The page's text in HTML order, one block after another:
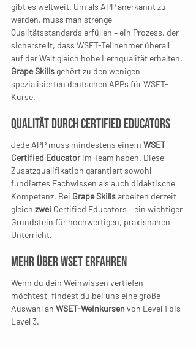
gibt es weltweit. Um als APP anerkannt zu
werden, muss man strenge
Qualitätsstandards erfüllen – ein Prozess, der
sicherstellt, dass WSET-Teilnehmer überall
auf der Welt gleich hohe Lernqualität erhalten.
Grape Skills gehört zu den wenigen
spezialisierten deutschen APPs für WSET-
Kurse.
Qualität durch Certified Educators
Jede APP muss mindestens eine:n WSET
Certified Educator im Team haben. Diese
Zusatzqualifikation garantiert sowohl
fundiertes Fachwissen als auch didaktische
Kompetenz. Bei Grape Skills arbeiten derzeit
gleich zwei Certified Educators – ein wichtiger
Grundstein für hochwertigen, praxisnahen
Unterricht.
Mehr über WSET erfahren
Wenn du dein Weinwissen vertiefen
möchtest, findest du bei uns eine große
Auswahl an WSET-Weinkursen von Level 1 bis
Level 3.